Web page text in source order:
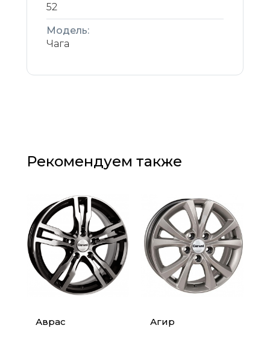
52
Модель:
Чага
Рекомендуем также
Аврас Агир